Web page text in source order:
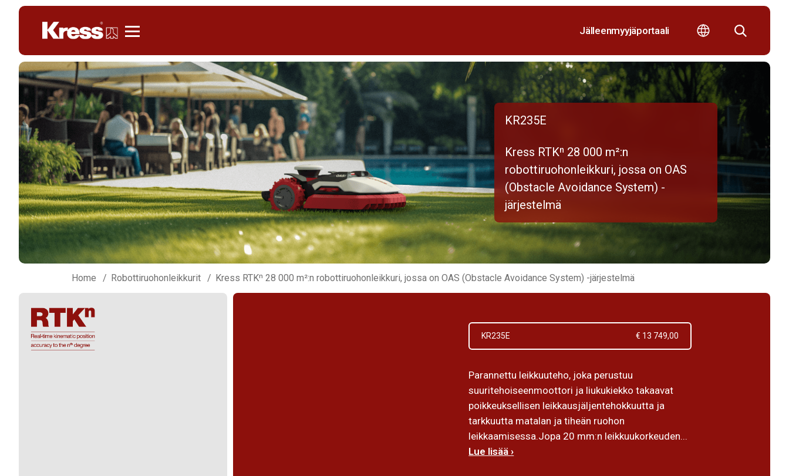
Jälleenmyyjäportaali
KR235E
Kress RTKⁿ 28 000 m²:n
robottiruohonleikkuri, jossa on OAS
(Obstacle Avoidance System) -
järjestelmä
Home Robottiruohonleikkurit Kress RTKⁿ 28 000 m²:n robottiruohonleikkuri, jossa on OAS (Obstacle Avoidance System) -järjestelmä
KR235E € 13 749,00
Parannettu leikkuuteho, joka perustuu
suuritehoiseenmoottori ja liukukiekko takaavat
poikkeuksellisen leikkausjäljentehokkuutta ja
tarkkuutta matalan ja tiheän ruohon
leikkaamisessa.Jopa 20 mm:n leikkuukorkeuden...
Lue lisää ›